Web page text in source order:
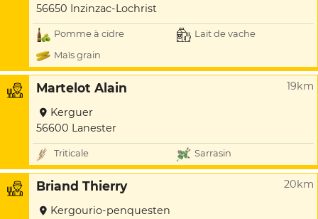
56650 Inzinzac-Lochrist
Pomme à cidre
Lait de vache
Maïs grain
Martelot Alain 19km
Kerguer
56600 Lanester
Triticale Sarrasin
Briand Thierry 20km
Kergourio-penquesten